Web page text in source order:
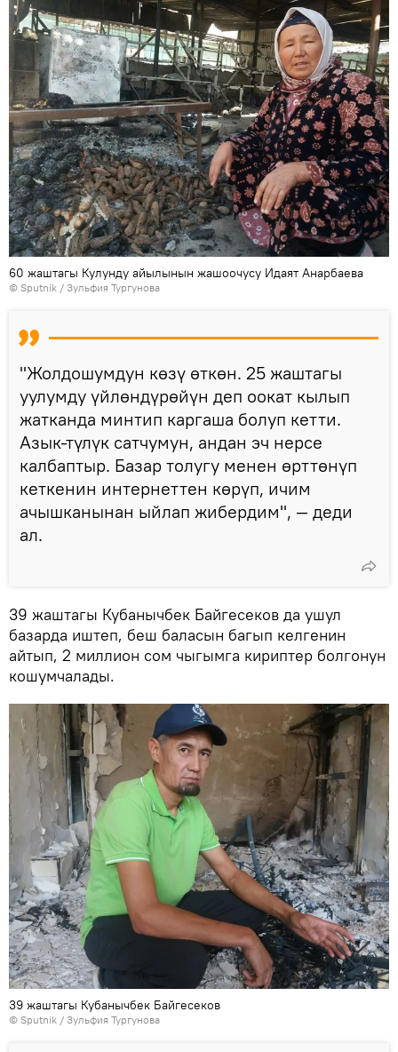
60 жаштагы Кулунду айылынын жашоочусу Идаят Анарбаева
© Sputnik / Зульфия Тургунова
"Жолдошумдун көзү өткөн. 25 жаштагы
уулумду үйлөндүрөйүн деп оокат кылып
жатканда минтип каргаша болуп кетти.
Азык-түлүк сатчумун, андан эч нерсе
калбаптыр. Базар толугу менен өрттөнүп
кеткенин интернеттен көрүп, ичим
ачышканынан ыйлап жибердим", — деди
ал.
39 жаштагы Кубанычбек Байгесеков да ушул
базарда иштеп, беш баласын багып келгенин
айтып, 2 миллион сом чыгымга кириптер болгонун
кошумчалады.
39 жаштагы Кубанычбек Байгесеков
© Sputnik / Зульфия Тургунова